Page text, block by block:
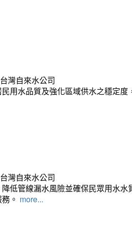
灣自來水公司
用水品質及強化區域供水之穩定
灣自來水公司
低管線漏水風險並確保民眾用水
。 more...